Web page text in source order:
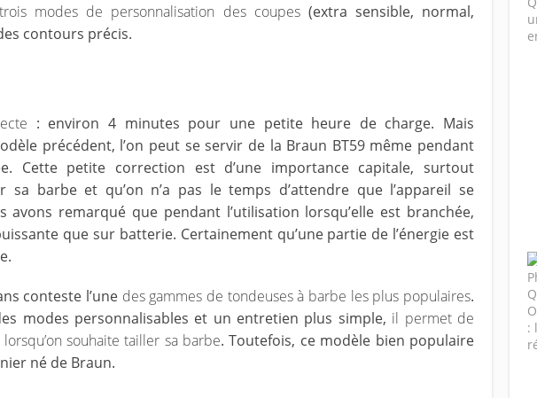
trois modes de personnalisation des coupes(extra sensible, normal,
contours précis.
: environ 4 minutes pour une petite heure de charge. Mais
précédent, l’on peut se servir de la Braun BT59 même pendant
Cette petite correction est d’une importance capitale, surtout
sa barbe et qu’on n’a pas le temps d’attendre que l’appareil se
avons remarqué que pendant l’utilisation lorsqu’elle est branchée,
que sur batterie. Certainement qu’une partie de l’énergie est
conteste l’une des gammes de tondeuses à barbe les plus populaires.
modes personnalisables et un entretien plus simple, il permet de
souhaite tailler sa barbe. Toutefois, ce modèle bien populaire
né de Braun.